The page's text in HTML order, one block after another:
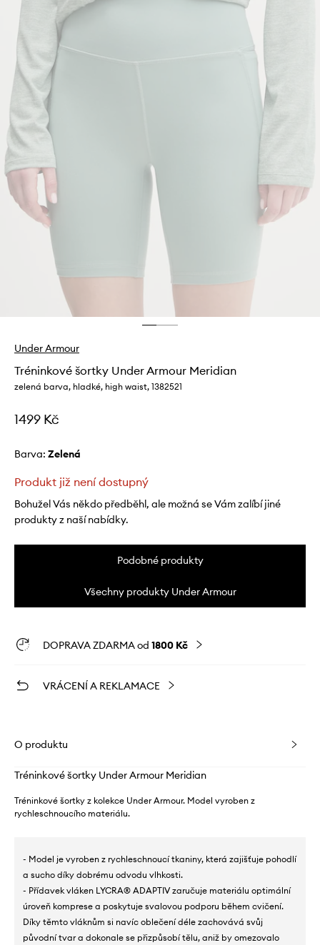
Under Armour
Tréninkové šortky Under Armour Meridian
zelená barva, hladké, high waist, 1382521
1499 Kč
Barva: zelená
Produkt již není dostupný
Bohužel Vás někdo předběhl, ale možná se Vám zalíbí jiné
produkty z naší nabídky.
Podobné produkty
Všechny produkty Under Armour
DOPRAVA ZDARMA od 1800 Kč
VRÁCENÍ A REKLAMACE
O produktu
Tréninkové šortky Under Armour Meridian
Tréninkové šortky z kolekce Under Armour. Model vyroben z
rychleschnoucího materiálu.
- Model je vyroben z rychleschnoucí tkaniny, která zajišťuje pohodlí
a sucho díky dobrému odvodu vlhkosti.
- Přídavek vláken LYCRA® ADAPTIV zaručuje materiálu optimální
úroveň komprese a poskytuje svalovou podporu během cvičení.
Díky těmto vláknům si navíc oblečení déle zachovává svůj
původní tvar a dokonale se přizpůsobí tělu, aniž by omezovalo